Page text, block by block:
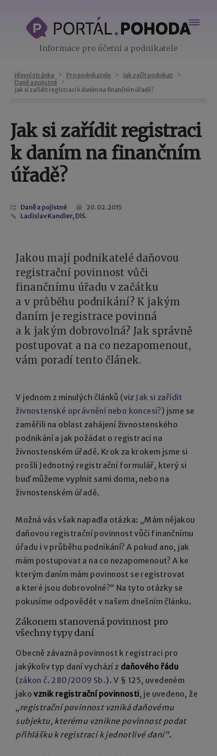
Informace pro účetní a podnikatele
Hlavní stránka Pro podnikatele
Jak začít podnikat
Daně a pojistné
Jak si zařídit registraci k daním na finančním úřadě?
Jak si zařídit registraci
k daním na finančním
úřadě?
Daně a pojistné
20. 02. 2015
Ladislav Kandler, DiS.
Jakou mají podnikatelé daňovou
registrační povinnost vůči
finančnímu úřadu v začátku
a v průběhu podnikání? K jakým
daním je registrace povinná
a k jakým dobrovolná? Jak správně
postupovat a na co nezapomenout,
vám poradí tento článek.
V jednom z minulých článků (viz Jak si zařídit
živnostenské oprávnění nebo koncesi?) jsme se
zaměřili na oblast zahájení živnostenského
podnikání a jak požádat o registraci na
živnostenském úřadě. Krok za krokem jsme si
prošli Jednotný registrační formulář, který si
buď můžeme vyplnit sami doma, nebo na
živnostenském úřadě.
Možná vás však napadla otázka: „Mám nějakou
daňovou registrační povinnost vůči finančnímu
úřadu i v průběhu podnikání? A pokud ano, jak
mám postupovat a na co nezapomenout? A ke
kterým daním mám povinnost se registrovat
a které jsou dobrovolné?“ Na tyto otázky se
pokusíme odpovědět v našem dnešním článku.
Zákonem stanovená povinnost pro
všechny typy daní
Obecně závazná povinnost k registraci pro
jakýkoliv typ daní vychází z daňového řádu
(zákon č. 280/2009 Sb.). V § 125, uvedeném
jakovznik registrační povinnosti, je uvedeno, že
„registrační povinnost vzniká daňovému
subjektu, kterému vznikne povinnost podat
přihlášku k registraci k jednotlivé dani“.